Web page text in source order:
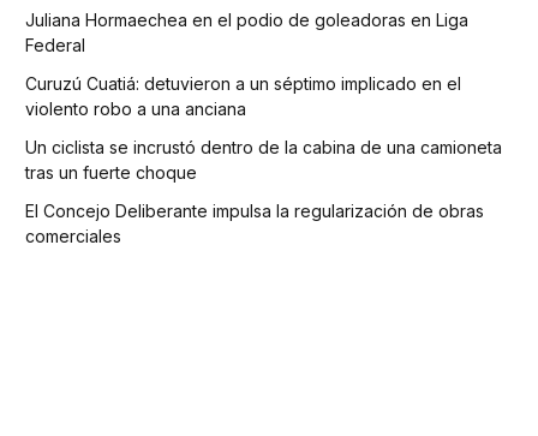
Juliana Hormaechea en el podio de goleadoras en Liga
Federal
Curuzú Cuatiá: detuvieron a un séptimo implicado en el
violento robo a una anciana
Un ciclista se incrustó dentro de la cabina de una camioneta
tras un fuerte choque
El Concejo Deliberante impulsa la regularización de obras
comerciales